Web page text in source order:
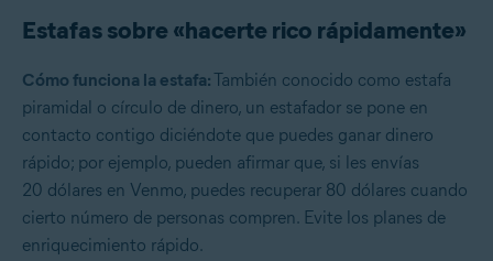
Estafas sobre «hacerte rico rápidamente»
Cómo funciona la estafa: También conocido como estafa
piramidal o círculo de dinero, un estafador se pone en
contacto contigo diciéndote que puedes ganar dinero
rápido; por ejemplo, pueden afirmar que, si les envías
20 dólares en Venmo, puedes recuperar 80 dólares cuando
cierto número de personas compren. Evite los planes de
enriquecimiento rápido.